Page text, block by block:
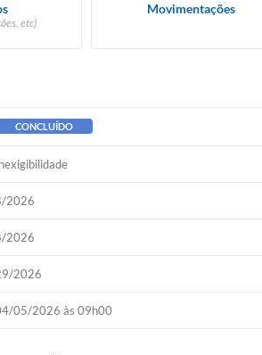
etc)
Movimentações
CONCLUÍDO
2026
2026
2026
05/2026 às 09h00